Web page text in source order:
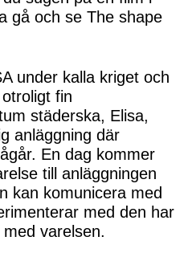
gå och se The shape
under kalla kriget och
fin
städerska, Elisa,
anläggning där
En dag kommer
till anläggningen
kan komunicera med
med den har
varelsen.